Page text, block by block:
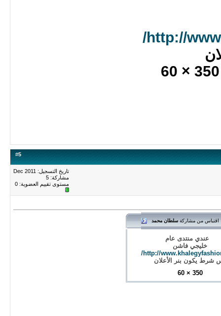
http://
350 × 60
#5
تاريخ التسجيل: Dec 2011
مشاركة: 5
مستوى تقييم العضوية: 0
اقتباس من مشاركةسلطان محمد
عندي منتدى عام
خليجي فاشن
http://
شرط يكون بنر الأعلان
350 × 60